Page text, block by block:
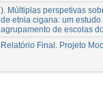
). Múltiplas perspetivas
de etnia cigana: um
agrupamento de escolas
Relatório Final. Projeto